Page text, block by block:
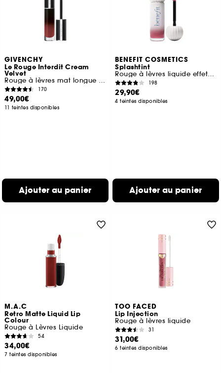
GIVENCHY
Le Rouge Interdit Cream
Velvet
Rouge à lèvres mat longue tenue
170
49,00€
11 teintes disponibles
Ajouter au panier
BENEFIT COSMETICS
Splashtint
Rouge à lèvres liquide effet brillant
198
29,90€
4 teintes disponibles
Ajouter au panier
M.A.C
Retro Matte Liquid Lip
Colour
Rouge à Lèvres Liquide
54
34,00€
7 teintes disponibles
TOO FACED
Lip Injection
Rouge à lèvres liquide
31
31,00€
6 teintes disponibles